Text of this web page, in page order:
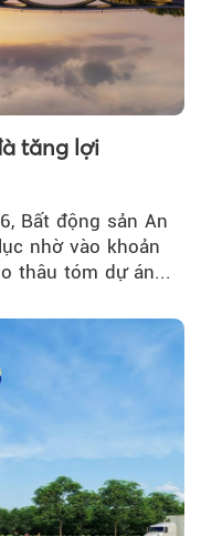
tăng lợi
Bất động sản An
nhờ vào khoản
thâu tóm dự án...